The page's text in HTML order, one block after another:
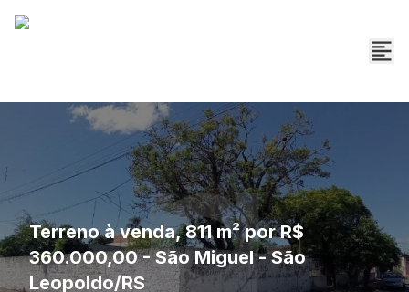
Terreno à venda, 811 m² por R$
360.000,00 - São Miguel - São
Leopoldo/RS